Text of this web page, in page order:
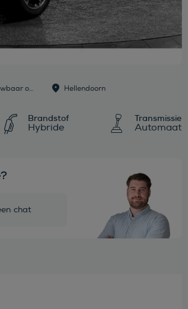
Dealer: Harrie Dijk - Betrouwbaar onderweg Hellendoorn
Brandstof
Hybride
Transmissie
Automaat
chat